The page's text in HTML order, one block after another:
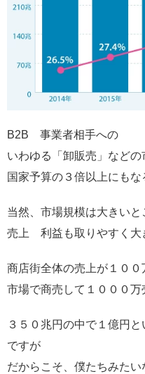
B2B 事業者相手への
いわゆる「卸販売」など
国家予算の３倍以上にもな
当然、市場規模は大きい
売上 利益も取りやすく大
商店街全体の売上が１００
市場で商売して１０００
３５０兆円の中で１億円
ですが
だからこそ、僕たちみた